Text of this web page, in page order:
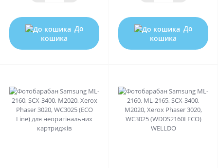
До
кошика
До
кошика